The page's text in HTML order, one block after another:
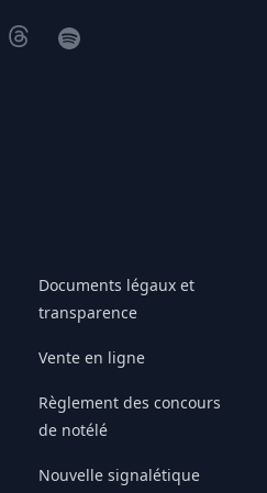
ThreadsSpotify
Documents légaux et
transparence
Vente en ligne
Règlement des concours
de notélé
Nouvelle signalétique